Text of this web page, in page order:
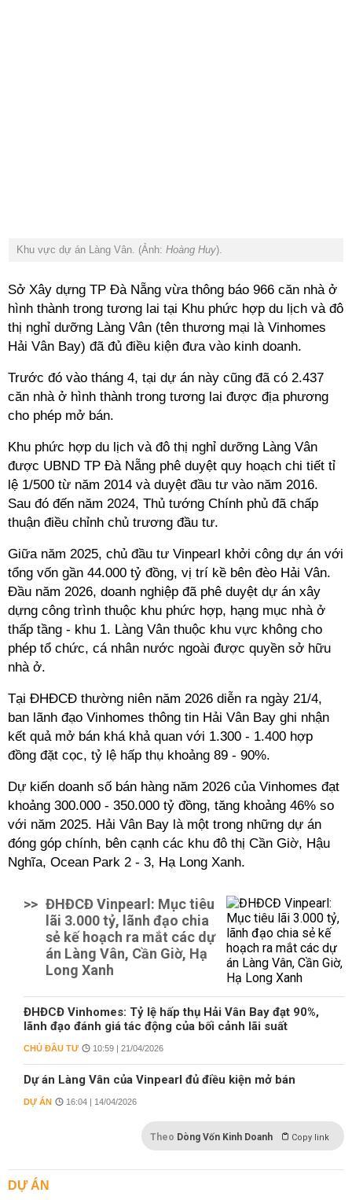
Khu vực dự án Làng Vân. (Ảnh: Hoàng Huy).
Sở Xây dựng TP Đà Nẵng vừa thông báo 966 căn nhà ở
hình thành trong tương lai tại Khu phức hợp du lịch và đô
thị nghỉ dưỡng Làng Vân (tên thương mại là Vinhomes
Hải Vân Bay) đã đủ điều kiện đưa vào kinh doanh.
Trước đó vào tháng 4, tại dự án này cũng đã có 2.437
căn nhà ở hình thành trong tương lai được địa phương
cho phép mở bán.
Khu phức hợp du lịch và đô thị nghỉ dưỡng Làng Vân
được UBND TP Đà Nẵng phê duyệt quy hoạch chi tiết tỉ
lệ 1/500 từ năm 2014 và duyệt đầu tư vào năm 2016.
Sau đó đến năm 2024, Thủ tướng Chính phủ đã chấp
thuận điều chỉnh chủ trương đầu tư.
Giữa năm 2025, chủ đầu tư Vinpearl khởi công dự án với
tổng vốn gần 44.000 tỷ đồng, vị trí kề bên đèo Hải Vân.
Đầu năm 2026, doanh nghiệp đã phê duyệt dự án xây
dựng công trình thuộc khu phức hợp, hạng mục nhà ở
thấp tầng - khu 1. Làng Vân thuộc khu vực không cho
phép tổ chức, cá nhân nước ngoài được quyền sở hữu
nhà ở.
Tại ĐHĐCĐ thường niên năm 2026 diễn ra ngày 21/4,
ban lãnh đạo Vinhomes thông tin Hải Vân Bay ghi nhận
kết quả mở bán khá khả quan với 1.300 - 1.400 hợp
đồng đặt cọc, tỷ lệ hấp thụ khoảng 89 - 90%.
Dự kiến doanh số bán hàng năm 2026 của Vinhomes đạt
khoảng 300.000 - 350.000 tỷ đồng, tăng khoảng 46% so
với năm 2025. Hải Vân Bay là một trong những dự án
đóng góp chính, bên cạnh các khu đô thị Cần Giờ, Hậu
Nghĩa, Ocean Park 2 - 3, Hạ Long Xanh.
>> ĐHĐCĐ Vinpearl: Mục tiêu
lãi 3.000 tỷ, lãnh đạo chia
sẻ kế hoạch ra mắt các dự
án Làng Vân, Cần Giờ, Hạ
Long Xanh
ĐHĐCĐ Vinhomes: Tỷ lệ hấp thụ Hải Vân Bay đạt 90%,
lãnh đạo đánh giá tác động của bối cảnh lãi suất
CHỦ ĐẦU TƯ 10:59 | 21/04/2026
Dự án Làng Vân của Vinpearl đủ điều kiện mở bán
DỰ ÁN 16:04 | 14/04/2026
Theo Dòng Vốn Kinh Doanh Copy link
DỰ ÁN